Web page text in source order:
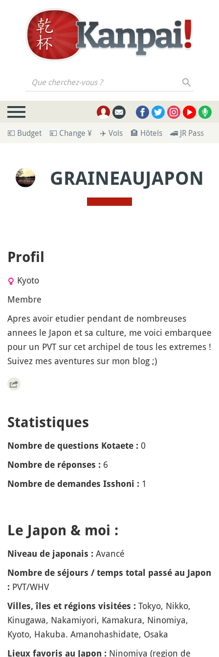
Que cherchez-vous ?
💶 Budget 💴 Change ¥ ✈️ Vols 🏨 Hôtels 🚄 JR Pass
GRAINEAUJAPON
Profil
Kyoto
Membre
Apres avoir etudier pendant de nombreuses
annees le Japon et sa culture, me voici embarquee
pour un PVT sur cet archipel de tous les extremes !
Suivez mes aventures sur mon blog ;)
Statistiques
Nombre de questions Kotaete : 0
Nombre de réponses : 6
Nombre de demandes Isshoni : 1
Le Japon & moi :
Niveau de japonais : Avancé
Nombre de séjours / temps total passé au Japon
: PVT/WHV
Villes, îles et régions visitées : Tokyo, Nikko,
Kinugawa, Nakamiyori, Kamakura, Ninomiya,
Kyoto, Hakuba. Amanohashidate, Osaka
Lieux favoris au Japon : Ninomiya (region de